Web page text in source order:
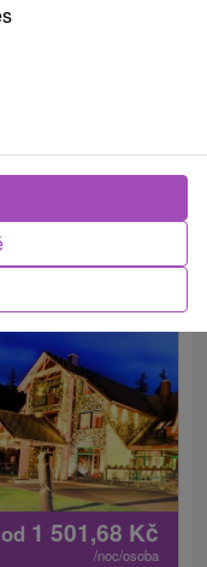
Štylové
v ceně
na lanovky
a vstupy do
od 1 501,68 Kč
/noc/osoba